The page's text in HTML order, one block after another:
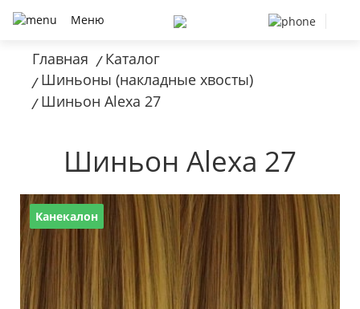
Меню
Главная / Каталог
/ Шиньоны (накладные хвосты)
/ Шиньон Alexa 27
Шиньон Alexa 27
Канекалон